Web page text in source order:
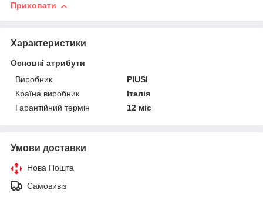
Приховати
Характеристики
Основні атрибути
Виробник
PIUSI
Країна виробник
Італія
Гарантійний термін
12 міс
Умови доставки
Нова Пошта
Самовивіз